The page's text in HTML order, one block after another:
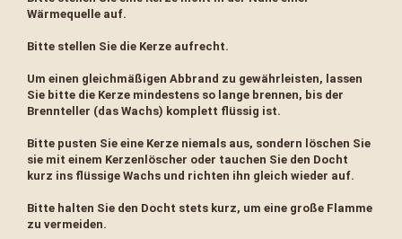
Wärmequelle auf.
Bitte stellen Sie die Kerze aufrecht.
Um einen gleichmäßigen Abbrand zu gewährleisten, lassen
Sie bitte die Kerze mindestens so lange brennen, bis der
Brennteller (das Wachs) komplett flüssig ist.
Bitte pusten Sie eine Kerze niemals aus, sondern löschen Sie
sie mit einem Kerzenlöscher oder tauchen Sie den Docht
kurz ins flüssige Wachs und richten ihn gleich wieder auf.
Bitte halten Sie den Docht stets kurz, um eine große Flamme
zu vermeiden.